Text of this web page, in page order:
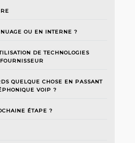
OU EN INTERNE ?
DE TECHNOLOGIES
QUELQUE CHOSE EN PASSANT
VOIP ?
ÉTAPE ?